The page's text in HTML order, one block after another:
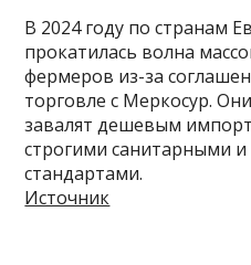
В 2024 году по странам
прокатилась волна
фермеров из-за
торговле с Меркосур.
завалят дешевым
строгими санитарными и
стандартами.
Источник